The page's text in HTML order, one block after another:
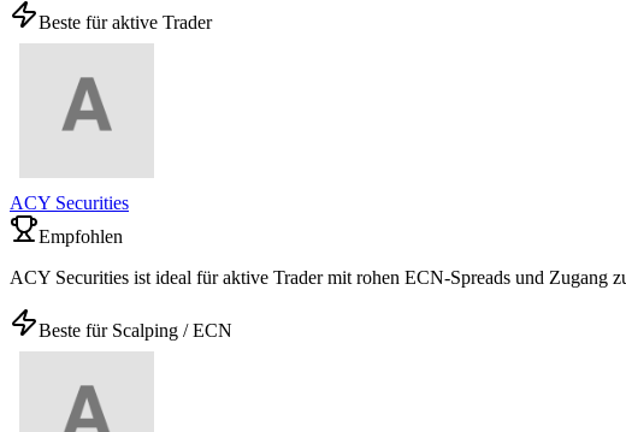
Beste für aktive Trader
ACY Securities
Empfohlen
ACY Securities ist ideal für aktive Trader mit rohen ECN-Spreads und Zugang
Beste für Scalping / ECN